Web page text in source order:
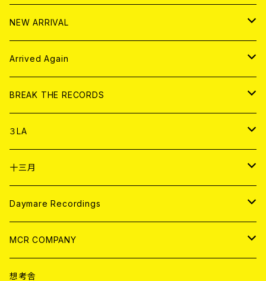
HOOD
EL ZINE
アナログ
アパレル
書籍
DIGITAL CONTENTS
NEW ARRIVAL
CD
アナログ
Arrived Again
CD
アナログ
BREAK THE RECORDS
CD
ANALOG
アパレル
３LA
CD
ANALOG
十三月
CD
ANALOG
Daymare Recordings
CD
ANALOG
MCR COMPANY
CD
想考舎